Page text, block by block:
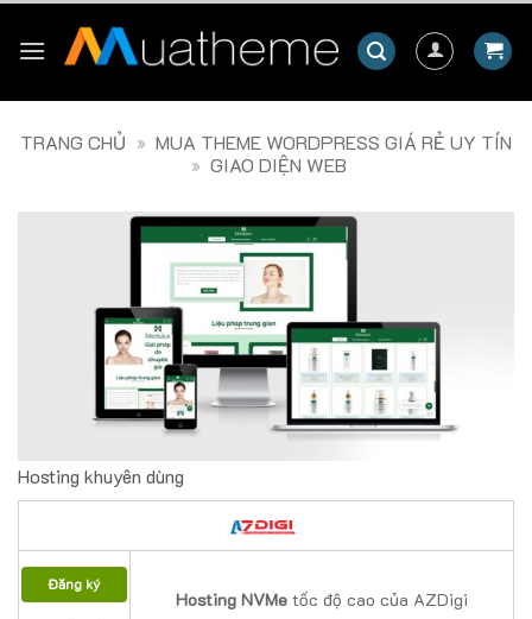
TRANG CHỦ » MUA THEME WORDPRESS GIÁ RẺ UY TÍN
» GIAO DIỆN WEB
Hosting khuyên dùng
Đăng ký
Hosting NVMe tốc độ cao của AZDigi